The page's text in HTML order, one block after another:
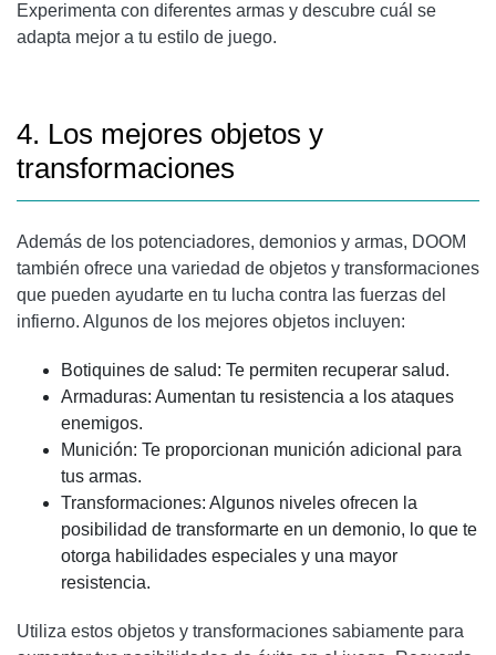
Experimenta con diferentes armas y descubre cuál se
adapta mejor a tu estilo de juego.
4. Los mejores objetos y
transformaciones
Además de los potenciadores, demonios y armas, DOOM
también ofrece una variedad de objetos y transformaciones
que pueden ayudarte en tu lucha contra las fuerzas del
infierno. Algunos de los mejores objetos incluyen:
Botiquines de salud: Te permiten recuperar salud.
Armaduras: Aumentan tu resistencia a los ataques
enemigos.
Munición: Te proporcionan munición adicional para
tus armas.
Transformaciones: Algunos niveles ofrecen la
posibilidad de transformarte en un demonio, lo que te
otorga habilidades especiales y una mayor
resistencia.
Utiliza estos objetos y transformaciones sabiamente para